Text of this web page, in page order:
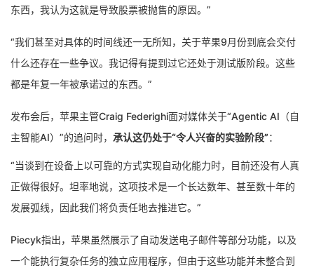
东西，我认为这就是导致股票被抛售的原因。”
“我们甚至对具体的时间线还一无所知，关于苹果9月份到底会交付
什么还存在一些争议。我记得有提到过它还处于测试版阶段。这些
都是年复一年被承诺过的东西。”
发布会后，苹果主管Craig Federighi面对媒体关于“Agentic AI（自
主智能AI）”的追问时， 承认这仍处于“令人兴奋的实验阶段”：
“当谈到在设备上以可靠的方式实现自动化能力时，目前还没有人真
正做得很好。坦率地说，这项技术是一个长达数年、甚至数十年的
发展弧线，因此我们将负责任地去推进它。”
Piecyk指出，苹果虽然展示了自动发送电子邮件等部分功能，以及
一个能执行复杂任务的独立应用程序，但由于这些功能并未整合到